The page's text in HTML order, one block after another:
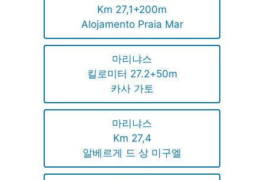
Km 27,1+200m
Alojamento Praia Mar
마리냐스
킬로미터 27.2+50m
카사 가토
마리냐스
Km 27,4
알베르게 드 상 미구엘